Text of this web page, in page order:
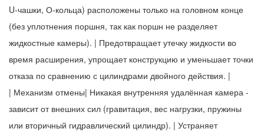
U-чашки, О-кольца) расположены только на головном конце
(без уплотнения поршня, так как поршн не разделяет
жидкостные камеры). | Предотвращает утечку жидкости во
время расширения, упрощает конструкцию и уменьшает точки
отказа по сравнению с цилиндрами двойного действия. |
| Механизм отмены| Никакая внутренняя удалённая камера -
зависит от внешних сил (гравитация, вес нагрузки, пружины
или вторичный гидравлический цилиндр). | Устраняет